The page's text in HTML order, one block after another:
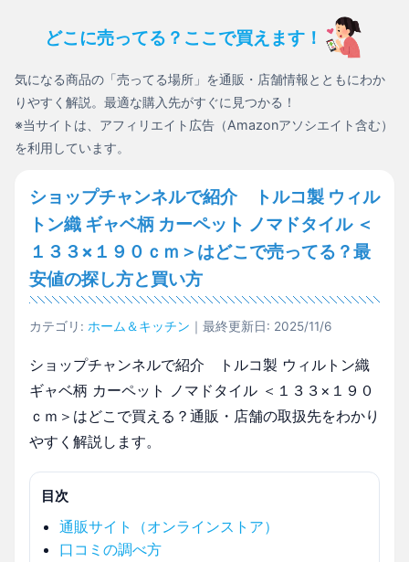
どこに売ってる？ここで買えます！
気になる商品の「売ってる場所」を通販・店舗情報とともにわか
りやすく解説。最適な購入先がすぐに見つかる！
※当サイトは、アフィリエイト広告（Amazonアソシエイト含む）
を利用しています。
ショップチャンネルで紹介 トルコ製 ウィル
トン織 ギャベ柄 カーペット ノマドタイル ＜
１３３×１９０ｃｍ＞はどこで売ってる？最
安値の探し方と買い方
カテゴリ: ホーム＆キッチン ｜最終更新日: 2025/11/6
ショップチャンネルで紹介 トルコ製 ウィルトン織
ギャベ柄 カーペット ノマドタイル ＜１３３×１９０
ｃｍ＞はどこで買える？通販・店舗の取扱先をわかり
やすく解説します。
目次
通販サイト（オンラインストア）
口コミの調べ方